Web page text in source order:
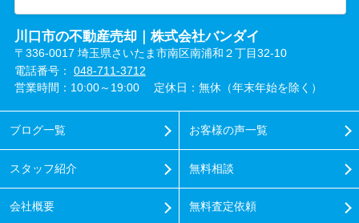
川口市の不動産売却｜株式会社バンダイ
〒336-0017 埼玉県さいたま市南区南浦和２丁目32-10
電話番号： 048-711-3712
営業時間：10:00～19:00
定休日：無休（年末年始を除く）
ブログ一覧
スタッフ紹介
会社概要
お客様の声一覧
無料相談
無料査定依頼